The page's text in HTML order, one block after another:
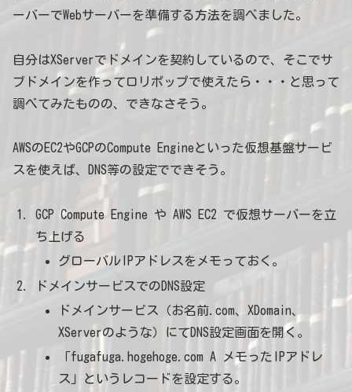
ーバーでWebサーバーを準備する方法を調べました。
自分はXServerでドメインを契約しているので、そこでサ
ブドメインを作ってロリポップで使えたら・・・と思って
調べてみたものの、できなさそう。
AWSのEC2やGCPのCompute Engineといった仮想基盤サービ
スを使えば、DNS等の設定でできそう。
GCP Compute Engine や AWS EC2 で仮想サーバーを立
ち上げる
グローバルIPアドレスをメモっておく。
ドメインサービスでのDNS設定
ドメインサービス（お名前.com、XDomain、
XServerのような）にてDNS設定画面を開く。
「fugafuga.hogehoge.com A メモったIPアドレ
ス」というレコードを設定する。